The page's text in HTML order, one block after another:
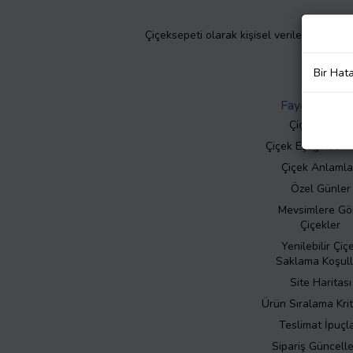
Çiçeksepeti olarak kişisel verilerinizin
Faydalı Bilgiler
Çiçek Bakımı
Çiçek Eşliğinde
Çiçek
Özel Günler
Mevsimlere
Çiçekler
Yenilebilir
Saklama
Site Haritası
Ürün Sıralama
Teslimat
Sipariş
Bir